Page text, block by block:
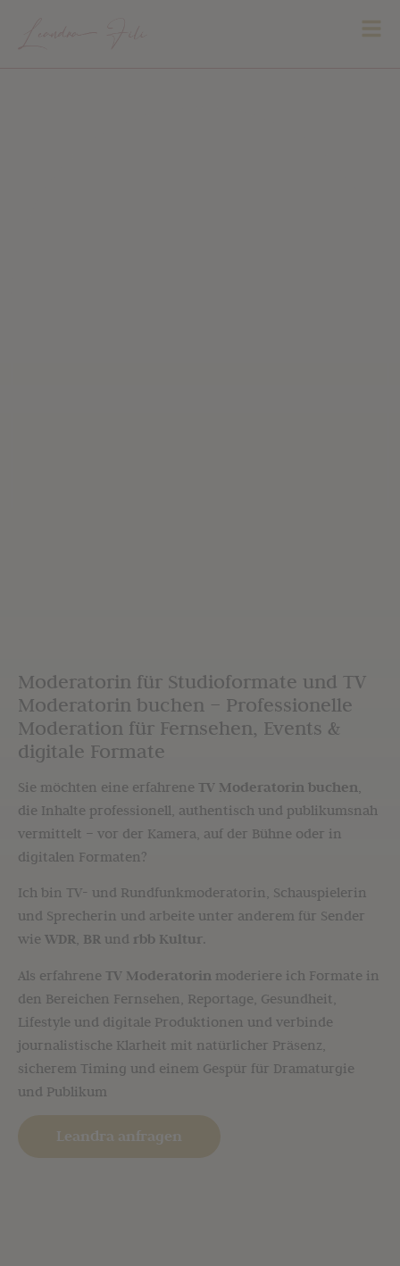
Moderatorin für Studioformate und TV
Moderatorin buchen – Professionelle
Moderation für Fernsehen, Events &
digitale Formate
Sie möchten eine erfahrene TV Moderatorin buchen,
die Inhalte professionell, authentisch und publikumsnah
vermittelt – vor der Kamera, auf der Bühne oder in
digitalen Formaten?
Ich bin TV- und Rundfunkmoderatorin, Schauspielerin
und Sprecherin und arbeite unter anderem für Sender
wie WDR, BR und rbb Kultur.
Als erfahrene TV Moderatorin moderiere ich Formate in
den Bereichen Fernsehen, Reportage, Gesundheit,
Lifestyle und digitale Produktionen und verbinde
journalistische Klarheit mit natürlicher Präsenz,
sicherem Timing und einem Gespür für Dramaturgie
und Publikum
Leandra anfragen